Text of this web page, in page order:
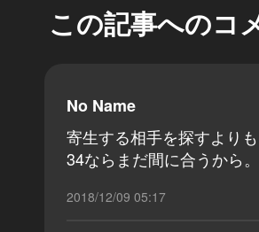
この記事へのコ
No Name
寄生する相手を探すより
34ならまだ間に合うから。
2018/12/09 05:17